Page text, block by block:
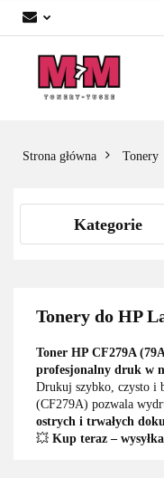
Strona główna Tonery
Kategorie
Tonery do HP
Toner HP CF279A
profesjonalny druk w
Drukuj szybko, czysto i
(CF279A) pozwala
ostrych i trwałych
💥 Kup teraz –